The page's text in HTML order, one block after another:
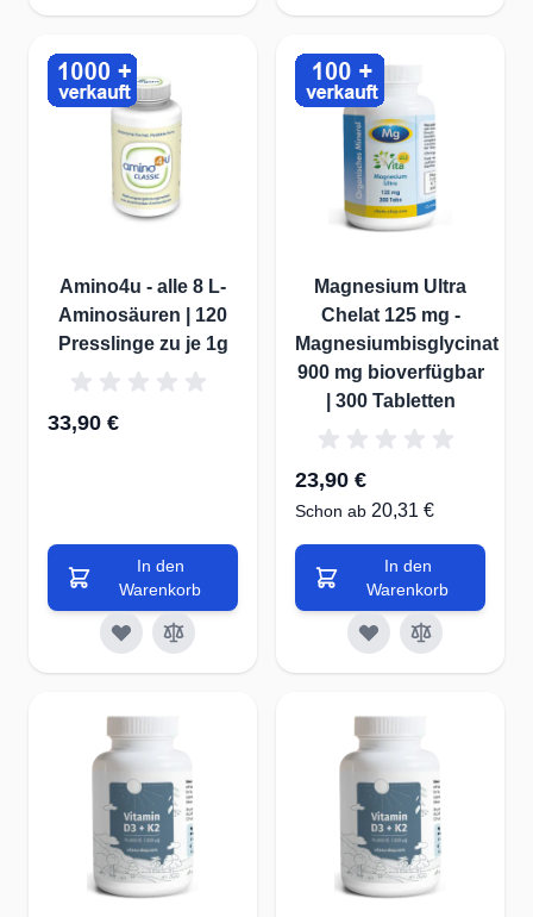
Amino4u - alle 8 L-
Aminosäuren | 120
Presslinge zu je 1g
33,90 €
In den
Warenkorb
Magnesium Ultra
Chelat 125 mg -
Magnesiumbisglycinat
900 mg bioverfügbar
| 300 Tabletten
23,90 €
Schon ab 20,31 €
In den
Warenkorb